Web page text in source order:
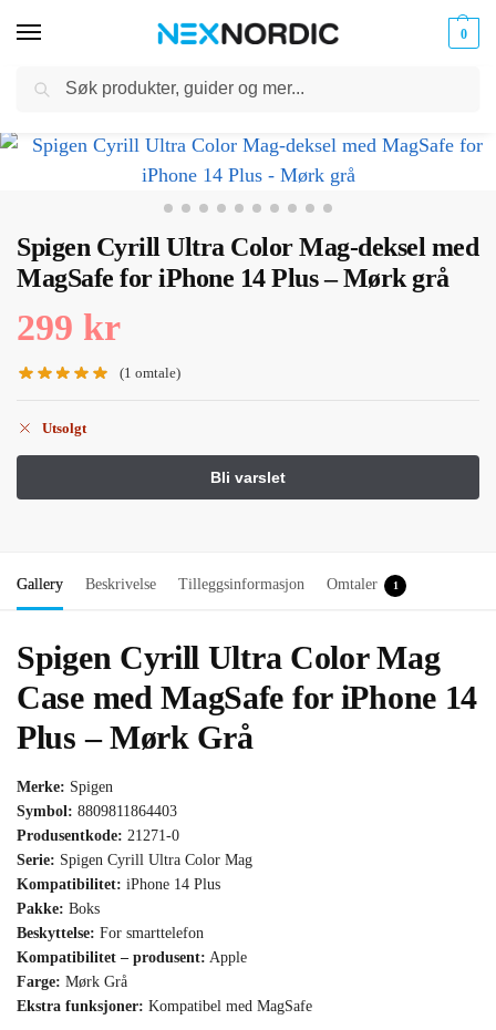
0
til
Kabler
Spigen Cyrill Ultra Color Mag-deksel med
MagSafe for iPhone 14 Plus – Mørk grå
299 kr
(1 omtale)
Utsolgt
Gallery Beskrivelse Tilleggsinformasjon Omtaler 1
Spigen Cyrill Ultra Color Mag
Case med MagSafe for iPhone 14
Plus – Mørk Grå
Merke: Spigen
Symbol: 8809811864403
Produsentkode: 21271-0
Serie: Spigen Cyrill Ultra Color Mag
Kompatibilitet: iPhone 14 Plus
Pakke: Boks
Beskyttelse: For smarttelefon
Kompatibilitet – produsent: Apple
Farge: Mørk Grå
Ekstra funksjoner: Kompatibel med MagSafe